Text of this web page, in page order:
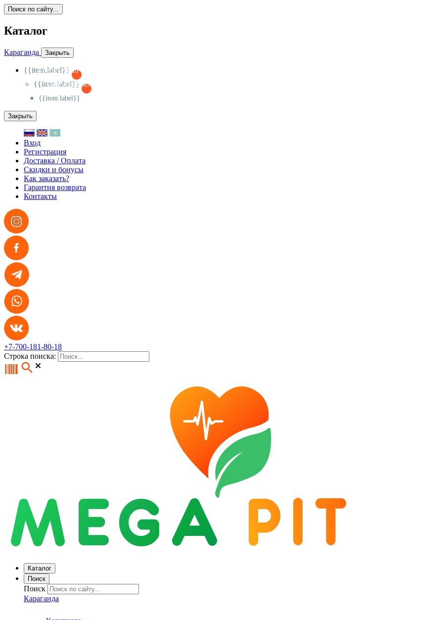
Поиск по сайту...
Каталог
Караганда Закрыть
{{item.label}}
{{activeItem==item.id?'-
{{item.label}}
{{activeSubitem==item.id?'-
{{item.label}}
Закрыть
Вход
Регистрация
Доставка / Оплата
Скидки и бонусы
Как заказать?
Гарантия возврата
Контакты
+7-700-181-80-18
Строка поиска:
Каталог
Поиск
Поиск
Караганда